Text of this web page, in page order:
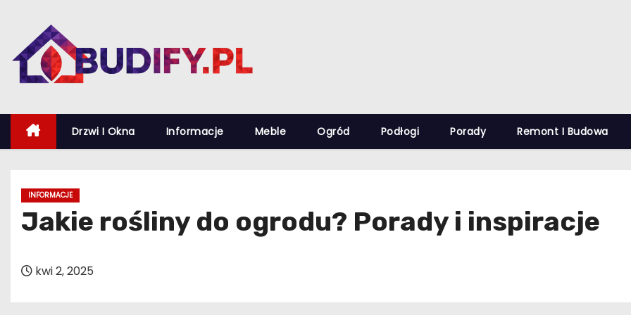
o
Drzwi I Okna Informacje Meble Ogród Podłogi Porady Remont I Budowa
INFORMACJE
Jakie rośliny do ogrodu? Porady i inspiracje
kwi 2, 2025